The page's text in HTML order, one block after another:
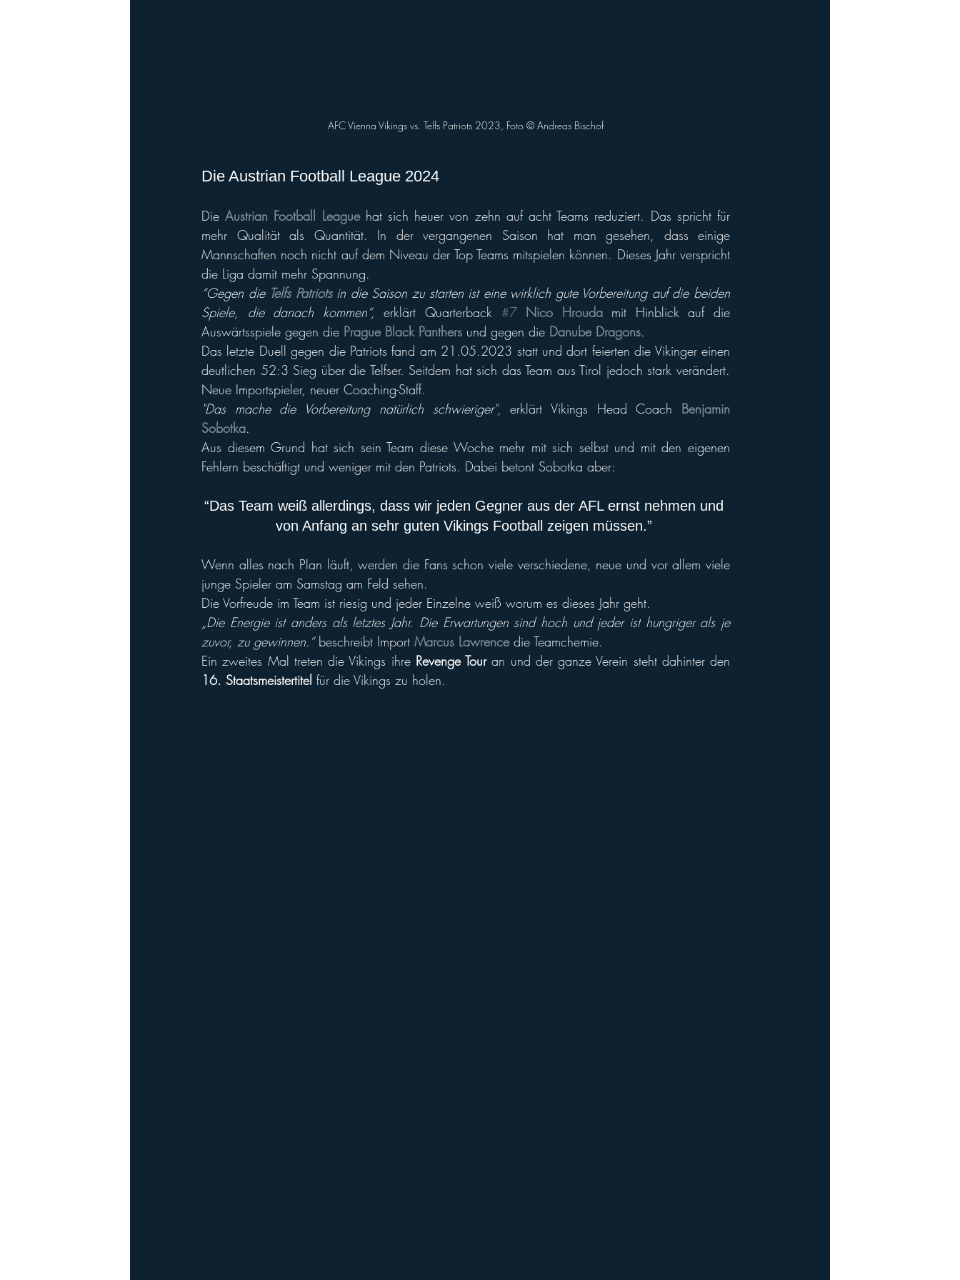
AFC Vienna Vikings vs. Telfs Patriots 2023, Foto © Andreas Bischof
Die Austrian Football League 2024
Die Austrian Football League hat sich heuer von zehn auf acht Teams reduziert. Das spricht für
mehr Qualität als Quantität. In der vergangenen Saison hat man gesehen, dass einige
Mannschaften noch nicht auf dem Niveau der Top Teams mitspielen können. Dieses Jahr verspricht
die Liga damit mehr Spannung.
“Gegen die Telfs Patriots in die Saison zu starten ist eine wirklich gute Vorbereitung auf die beiden
Spiele, die danach kommen“, erklärt Quarterback #7 Nico Hrouda mit Hinblick auf die
Auswärtsspiele gegen die Prague Black Panthers und gegen die Danube Dragons.
Das letzte Duell gegen die Patriots fand am 21.05.2023 statt und dort feierten die Vikinger einen
deutlichen 52:3 Sieg über die Telfser. Seitdem hat sich das Team aus Tirol jedoch stark verändert.
Neue Importspieler, neuer Coaching-Staff.
"Das mache die Vorbereitung natürlich schwieriger", erklärt Vikings Head Coach Benjamin
Sobotka.
Aus diesem Grund hat sich sein Team diese Woche mehr mit sich selbst und mit den eigenen
Fehlern beschäftigt und weniger mit den Patriots. Dabei betont Sobotka aber:
“Das Team weiß allerdings, dass wir jeden Gegner aus der AFL ernst nehmen und
von Anfang an sehr guten Vikings Football zeigen müssen.”
Wenn alles nach Plan läuft, werden die Fans schon viele verschiedene, neue und vor allem viele
junge Spieler am Samstag am Feld sehen.
Die Vorfreude im Team ist riesig und jeder Einzelne weiß worum es dieses Jahr geht.
„Die Energie ist anders als letztes Jahr. Die Erwartungen sind hoch und jeder ist hungriger als je
zuvor, zu gewinnen.“ beschreibt Import Marcus Lawrence die Teamchemie.
Ein zweites Mal treten die Vikings ihre Revenge Tour
16. Staatsmeistertitel für die Vikings zu holen.